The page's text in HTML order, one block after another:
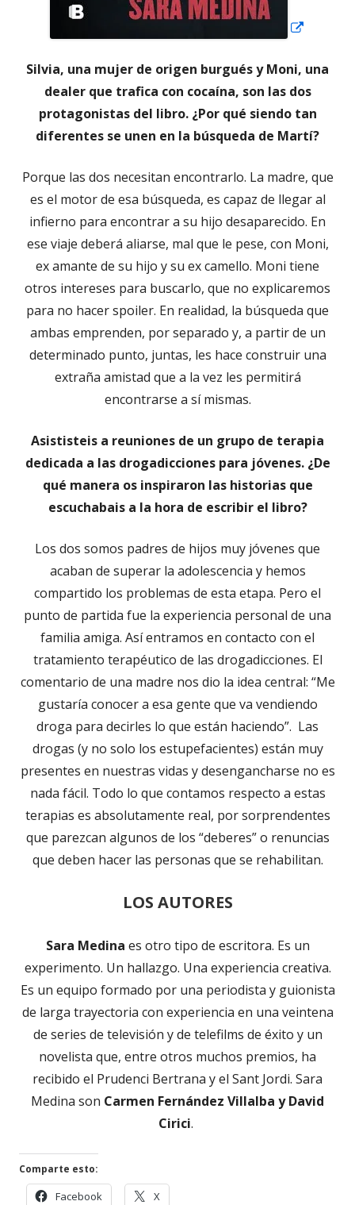
Silvia, una mujer de origen burgués y Moni, una
dealer que trafica con cocaína, son las dos
protagonistas del libro. ¿Por qué siendo tan
diferentes se unen en la búsqueda de Martí?
Porque las dos necesitan encontrarlo. La madre, que
es el motor de esa búsqueda, es capaz de llegar al
infierno para encontrar a su hijo desaparecido. En
ese viaje deberá aliarse, mal que le pese, con Moni,
ex amante de su hijo y su ex camello. Moni tiene
otros intereses para buscarlo, que no explicaremos
para no hacer spoiler. En realidad, la búsqueda que
ambas emprenden, por separado y, a partir de un
determinado punto, juntas, les hace construir una
extraña amistad que a la vez les permitirá
encontrarse a sí mismas.
Asististeis a reuniones de un grupo de terapia
dedicada a las drogadicciones para jóvenes. ¿De
qué manera os inspiraron las historias que
escuchabais a la hora de escribir el libro?
Los dos somos padres de hijos muy jóvenes que
acaban de superar la adolescencia y hemos
compartido los problemas de esta etapa. Pero el
punto de partida fue la experiencia personal de una
familia amiga. Así entramos en contacto con el
tratamiento terapéutico de las drogadicciones. El
comentario de una madre nos dio la idea central: “Me
gustaría conocer a esa gente que va vendiendo
droga para decirles lo que están haciendo”. Las
drogas (y no solo los estupefacientes) están muy
presentes en nuestras vidas y desengancharse no es
nada fácil. Todo lo que contamos respecto a estas
terapias es absolutamente real, por sorprendentes
que parezcan algunos de los “deberes” o renuncias
que deben hacer las personas que se rehabilitan.
LOS AUTORES
Sara Medina es otro tipo de escritora. Es un
experimento. Un hallazgo. Una experiencia creativa.
Es un equipo formado por una periodista y guionista
de larga trayectoria con experiencia en una veintena
de series de televisión y de telefilms de éxito y un
novelista que, entre otros muchos premios, ha
recibido el Prudenci Bertrana y el Sant Jordi. Sara
Medina son Carmen Fernández Villalba y David
Cirici.
Comparte esto:
Facebook X